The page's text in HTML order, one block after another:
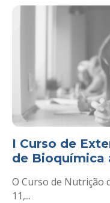
I Curso de
de Bioquímica
O Curso de Nutrição
11,...